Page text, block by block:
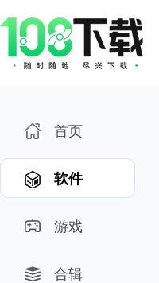
首页
软件
游戏
合辑